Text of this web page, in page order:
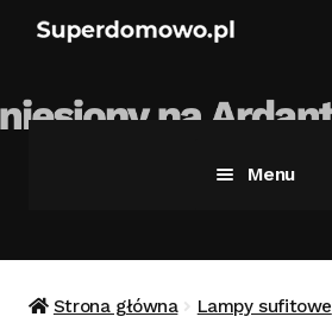
Menu
Bezpieczne zakupy
Strona główna Lampy sufitowe